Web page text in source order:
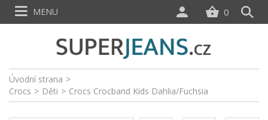
Úvodní strana >
Crocs > Děti > Crocs Crocband Kids Dahlia/Fuchsia
0
MENU